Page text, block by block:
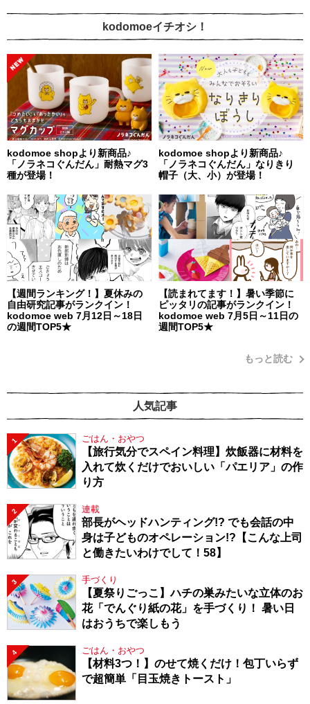
kodomoeイチオシ！
kodomoe shopより新商品♪
「ノラネコぐんだん」耐熱マグ3
種が登場！
kodomoe shopより新商品♪
「ノラネコぐんだん」なりきり
帽子（大、小）が登場！
【週間ランキング！】夏休みの
自由研究記事がランクイン！
kodomoe web 7月12日～18日
の週間TOP5★
【読まれてます！】暑い季節に
ピッタリの記事がランクイン！
kodomoe web 7月5日～11日の
週間TOP5★
もっと読む
人気記事
1 ごはん・おやつ
【旅行気分でスペイン料理】炊飯器に材料を
入れて炊くだけでおいしい「パエリア」の作
り方
2 連載
部長がヘッドハンティング!? でも会話の中
身は子どものオペレーション!?【こんな上司
と働きたいわけでして！58】
3 手づくり
【夏祭りごっこ】ハチの巣みたいな立体のお
花「でんぐり紙の花」を手づくり！ 暑い日
はおうちで楽しもう
4 ごはん・おやつ
【材料3つ！】のせて焼くだけ！包丁いらず
で超簡単「目玉焼きトースト」